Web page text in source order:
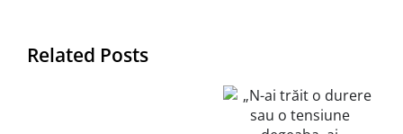
Related Posts
(să
„N-ai trăit